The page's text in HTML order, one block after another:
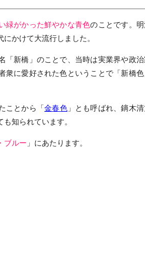
緑がかった鮮やかな青色のことです。
かけて大流行しました。
「新橋」のことで、当時は実業界や政
衆に愛好された色ということで「新橋
ことから「金春色」とも呼ばれ、鏑木
知られています。
ブルー 」にあたります。